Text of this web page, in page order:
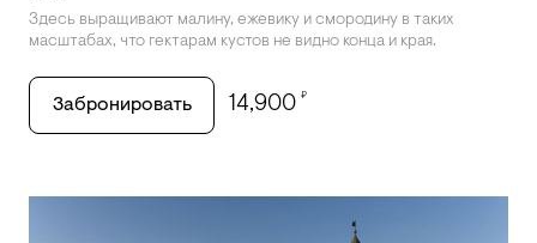
Здесь выращивают малину, ежевику и смородину в таких
масштабах, что гектарам кустов не видно конца и края.
Забронировать 14,900 ₽